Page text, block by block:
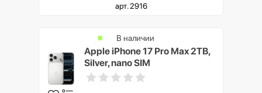
арт. 2916
Apple iPhone 17 Pro Max 2TB,
Silver, nano SIM
В наличии